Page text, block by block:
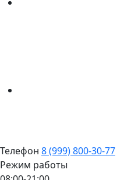
Телефон 8 (999) 800-30-77
Режим работы